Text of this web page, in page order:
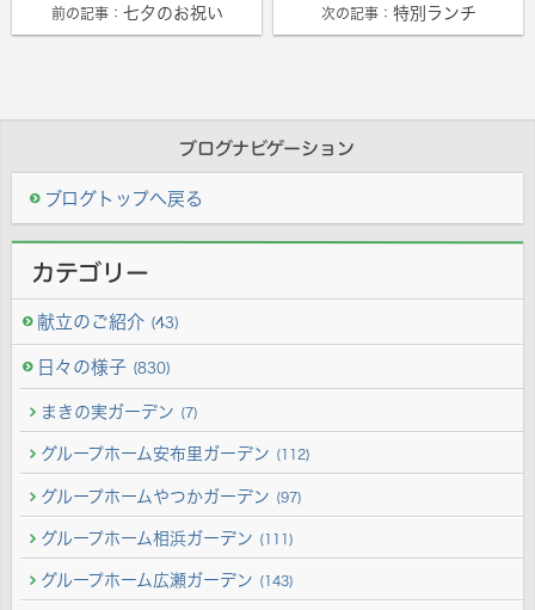
前の記事： 七夕のお祝い 次の記事： 特別ランチ
ブログナビゲーション
ブログトップへ戻る
カテゴリー
献立のご紹介 (43)
日々の様子 (830)
まきの実ガーデン (7)
グループホーム安布里ガーデン (112)
グループホームやつかガーデン (97)
グループホーム相浜ガーデン (111)
グループホーム広瀬ガーデン (143)